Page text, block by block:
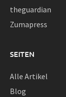
theguardian
Zumapress
SEITEN
Alle Artikel
Blog